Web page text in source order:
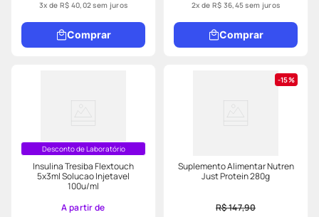
3x de R$ 40,02sem juros
Comprar
2x de R$ 36,45sem juros
Comprar
Desconto de Laboratório
Insulina Tresiba Flextouch
5x3ml Solucao Injetavel
100u/ml
A partir de
15%
Suplemento Alimentar Nutren
Just Protein 280g
R$ 147,90